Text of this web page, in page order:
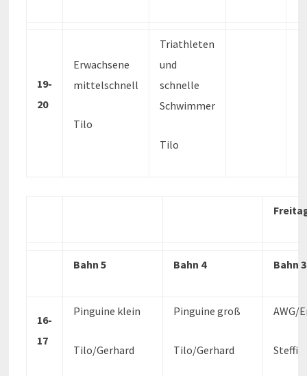
19-
20
Erwachsene
mittelschnell
Tilo
Triathleten
und
schnelle
Schwimmer
Tilo
Bahn 5 Bahn 4 Bahn 3
16-
17
Pinguine klein
Tilo/Gerhard
Pinguine groß
Tilo/Gerhard
AWG/
Steffi